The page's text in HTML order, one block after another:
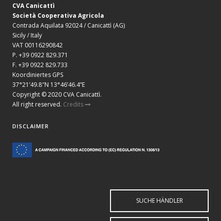
CVA Canicattì
Società Cooperativa Agricola
Contrada Aquilata 92024 / Canicattì (AG)
Sicily / Italy
VAT 00116290842
P. +39 0922 829.371
F. +39 0922 829.733
Koordiniertes GPS
37°21’49.8″N 13°46’46.4”E
Copyright © 2020 CVA Canicattì.
All right reserved. Credits
DISCLAIMER
SUCHE HÄNDLER